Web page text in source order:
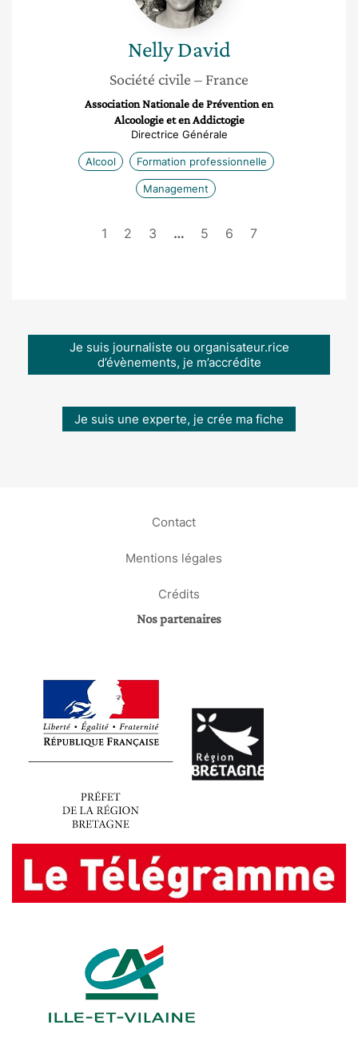
Nelly David
Société civile – France
Association Nationale de Prévention en
Alcoologie et en Addictogie
Directrice Générale
Alcool Formation professionnelle
Management
1 2 3 … 5 6 7
Je suis journaliste ou organisateur.rice
d’évènements, je m’accrédite
Je suis une experte, je crée ma fiche
Contact
Mentions légales
Crédits
Nos partenaires